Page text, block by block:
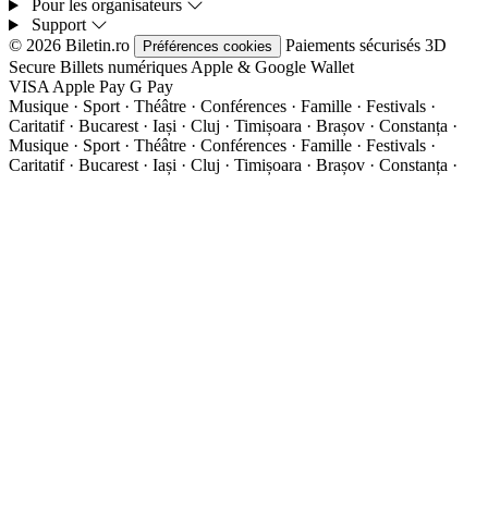
Pour les organisateurs
Support
© 2026 Biletin.ro
Préférences cookies Paiements sécurisés 3D
Secure Billets numériques Apple & Google Wallet
VISA Apple Pay G Pay
Musique · Sport · Théâtre · Conférences · Famille · Festivals ·
Caritatif · Bucarest · Iași · Cluj · Timișoara · Brașov · Constanța ·
Musique · Sport · Théâtre · Conférences · Famille · Festivals ·
Caritatif · Bucarest · Iași · Cluj · Timișoara · Brașov · Constanța ·